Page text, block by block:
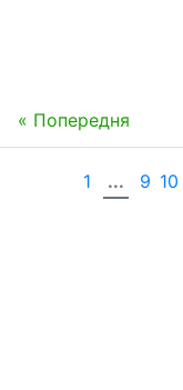
« Попередня
1 ... 9 10